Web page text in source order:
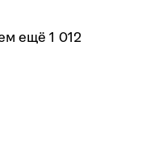
ещё 1 012